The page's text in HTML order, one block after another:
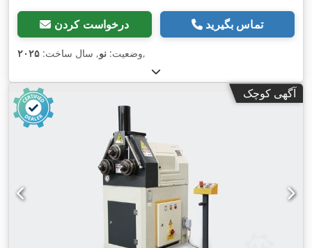
درخواست کردن تماس بگیرید
وضعیت: نو, سال ساخت: ۲۰۲۵ ,
آگهی کوچک